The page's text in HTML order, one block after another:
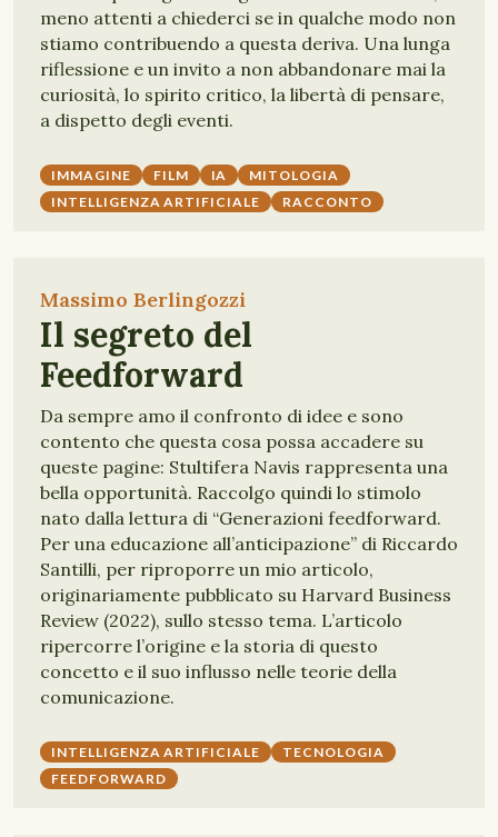
meno attenti a chiederci se in qualche modo non
stiamo contribuendo a questa deriva. Una lunga
riflessione e un invito a non abbandonare mai la
curiosità, lo spirito critico, la libertà di pensare,
a dispetto degli eventi.
IMMAGINE FILM IA
MITOLOGIA
INTELLIGENZA ARTIFICIALE
RACCONTO
Massimo Berlingozzi
Il segreto del
Feedforward
Da sempre amo il confronto di idee e sono
contento che questa cosa possa accadere su
queste pagine: Stultifera Navis rappresenta una
bella opportunità. Raccolgo quindi lo stimolo
nato dalla lettura di “Generazioni feedforward.
Per una educazione all’anticipazione” di Riccardo
Santilli, per riproporre un mio articolo,
originariamente pubblicato su Harvard Business
Review (2022), sullo stesso tema. L’articolo
ripercorre l’origine e la storia di questo
concetto e il suo influsso nelle teorie della
comunicazione.
INTELLIGENZA ARTIFICIALE
TECNOLOGIA
FEEDFORWARD